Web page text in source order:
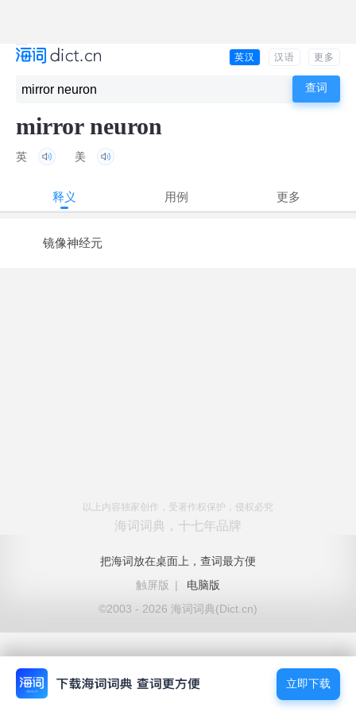
英汉 汉语 更多
mirror neuron
英 美
释义 用例 更多
镜像神经元
以上内容独家创作，受著作权保护，侵权必究
海词词典，十七年品牌
把海词放在桌面上，查词最方便
触屏版
|
电脑版
©2003 - 2026 海词词典(Dict.cn)
立即下载
立即下载